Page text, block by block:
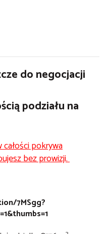
do negocjacji
podziału na
pokrywa
bez prowizji.
7MSgg?